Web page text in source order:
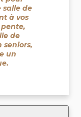
salle de
à vos
de
seniors,
un